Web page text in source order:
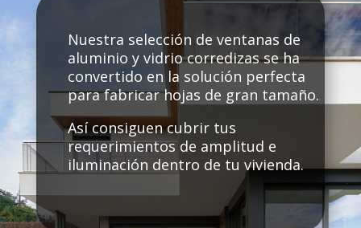
Nuestra selección de ventanas de
aluminio y vidrio corredizas se ha
convertido en la solución perfecta
para fabricar hojas de gran tamaño.
Así consiguen cubrir tus
requerimientos de amplitud e
iluminación dentro de tu vivienda.